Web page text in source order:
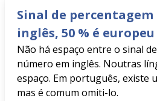
Sinal de percentagem
inglês, 50 % é europeu
Não há espaço entre o sinal
número em inglês. Noutras
espaço. Em português, existe
mas é comum omiti-lo.